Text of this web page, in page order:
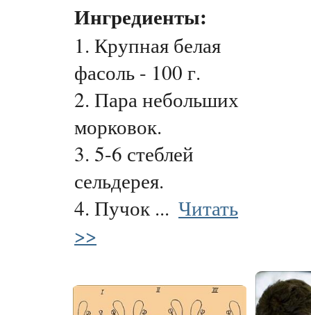
Ингредиенты:
1. Крупная белая
фасоль - 100 г.
2. Пара небольших
морковок.
3. 5-6 стеблей
сельдерея.
4. Пучок ... Читать
>>